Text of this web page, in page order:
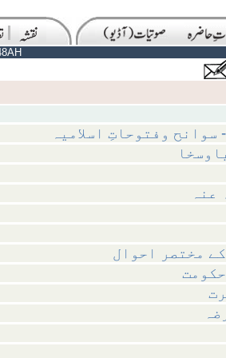
وفتوحاتِ اسلامیہ